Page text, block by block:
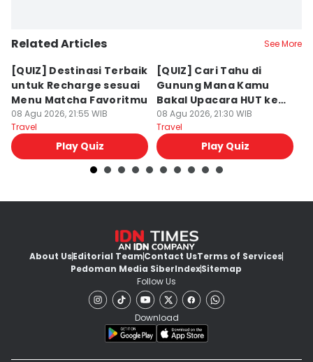
Related Articles See More
[QUIZ] Destinasi Terbaik
untuk Recharge sesuai
Menu Matcha Favoritmu
08 Agu 2026, 21:55 WIB
Travel
Play Quiz
[QUIZ] Cari Tahu di
Gunung Mana Kamu
Bakal Upacara HUT ke-
81 RI!
08 Agu 2026, 21:30 WIB
Travel
Play Quiz
About UsEditorial TeamContact UsTerms of Services
Pedoman Media SiberIndexSitemap
Follow Us
Download